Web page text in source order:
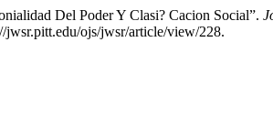
Del Poder Y Clasi? Cacion Social”.
jwsr.pitt.edu/ojs/jwsr/article/view/228.